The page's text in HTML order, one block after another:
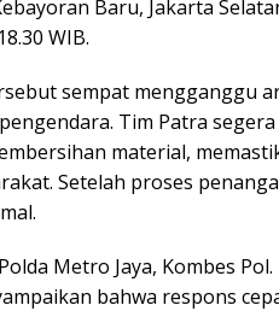
Baru, Jakarta
WIB.
sempat mengganggu
Tim Patra
material,
Setelah proses
Metro Jaya, Kombes
bahwa respons